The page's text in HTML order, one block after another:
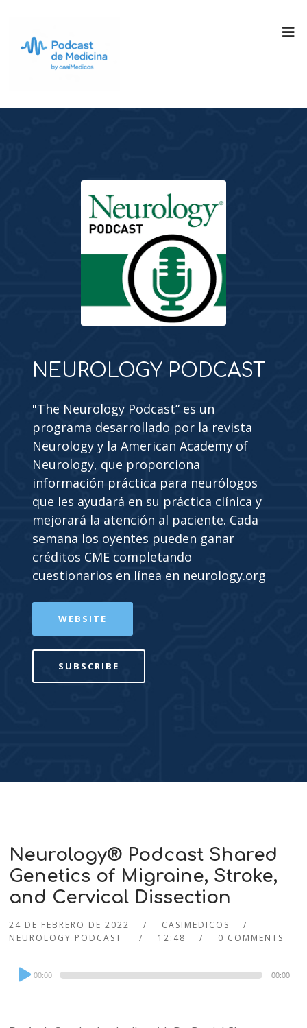
NEUROLOGY PODCAST
"The Neurology Podcast” es un
programa desarrollado por la revista
Neurology y la American Academy of
Neurology, que proporciona
información práctica para neurólogos
que les ayudará en su práctica clínica y
mejorará la atención al paciente. Cada
semana los oyentes pueden ganar
créditos CME completando
cuestionarios en línea en neurology.org
WEBSITE
SUBSCRIBE
Neurology® Podcast Shared
Genetics of Migraine, Stroke,
and Cervical Dissection
24 DE FEBRERO DE 2022
CASIMEDICOS
NEUROLOGY PODCAST
12:48 0 COMMENTS
Audio
Player
00:00 00:00